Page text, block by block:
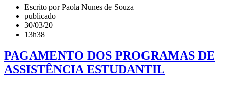
Escrito por Paola Nunes de Souza
publicado
30/03/20
13h38
PAGAMENTO DOS PROGRAMAS DE
ASSISTÊNCIA ESTUDANTIL